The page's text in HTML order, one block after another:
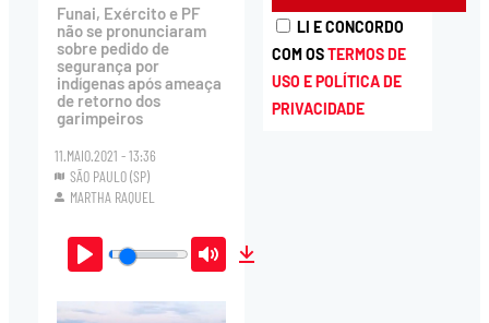
Funai, Exército e PF
não se pronunciaram
sobre pedido de
segurança por
indígenas após ameaça
de retorno dos
garimpeiros
11.MAIO.2021 - 13:36
SÃO PAULO (SP)
MARTHA RAQUEL
Play Mute
LI E CONCORDO
COM OSTERMOS DE
USO E POLÍTICA DE
PRIVACIDADE